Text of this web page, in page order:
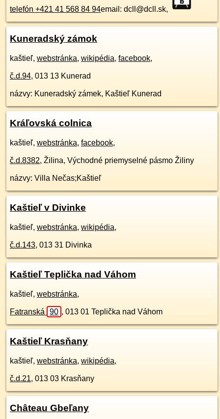
telefón +421 41 568 84 94email: dcll@dcll.sk,
Kuneradský zámok
kaštieľ, webstránka, wikipédia, facebook,
č.d.94, 013 13 Kunerad
názvy: Kuneradský zámek, Kaštieľ Kunerad
Kráľovská colnica
kaštieľ, webstránka, facebook,
č.d.8382, Žilina, Východné priemyselné pásmo Žiliny
názvy: Villa Nečas;Kaštieľ
Kaštieľ v Divinke
kaštieľ, webstránka, wikipédia,
č.d.143, 013 31 Divinka
Kaštieľ Teplička nad Váhom
kaštieľ, webstránka,
Fatranská 90 , 013 01 Teplička nad Váhom
Kaštieľ Krasňany
kaštieľ, webstránka, wikipédia,
č.d.21, 013 03 Krasňany
Château Gbeľany